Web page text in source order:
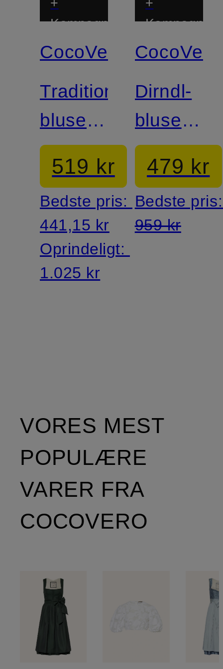
Kampagnerabat
CocoVero
Traditionel
bluse
EMILY
519 kr
Bedste pris:
441,15 kr
Oprindeligt:
1.025 kr
CocoVero
Dirndl-
bluse
ELLA i
blonder
479 kr
Bedste
959 kr
VORES MEST
POPULÆRE
VARER FRA
COCOVERO